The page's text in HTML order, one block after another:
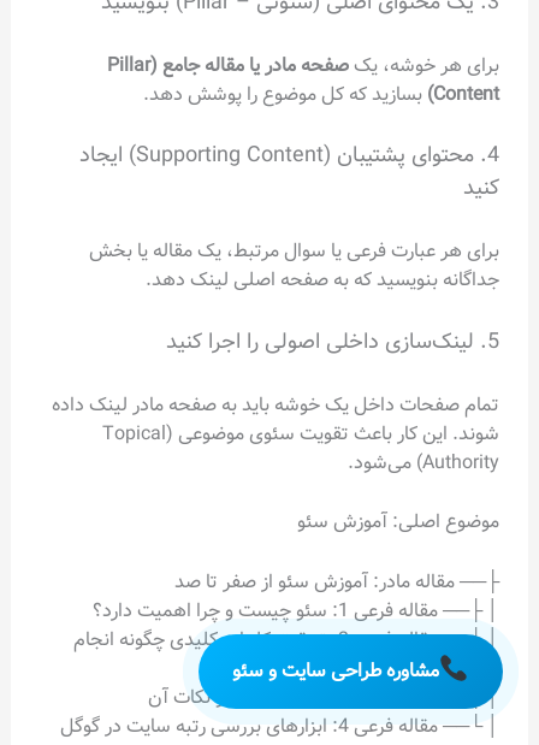
برای هر خوشه، یک
صفحه مادر یا مقاله جامع (Pillar
Content) بسازید که کل موضوع را پوشش دهد.
4. محتوای پشتیبان (Supporting Content) ایجاد
کنید
برای هر عبارت فرعی یا سوال مرتبط، یک مقاله یا بخش
جداگانه بنویسید که به صفحه اصلی لینک دهد.
5. لینک‌سازی داخلی اصولی را اجرا کنید
تمام صفحات داخل یک خوشه باید به صفحه مادر لینک داده
شوند. این کار باعث تقویت سئوی موضوعی (Topical
Authority) می‌شود.
موضوع اصلی: آموزش سئو
├── مقاله مادر: آموزش سئو از صفر تا صد
│ ├── مقاله فرعی 1: سئو چیست و چرا اهمیت دارد؟
│ ├── مقاله فرعی 2: تحقیق کلمات کلیدی چگونه انجام
می‌شود؟
│ ├── مقاله فرعی 3: سئوی داخلی و نکات آن
│ └── مقاله فرعی 4: ابزارهای بررسی رتبه سایت در گوگل
مشاوره طراحی سایت و سئو